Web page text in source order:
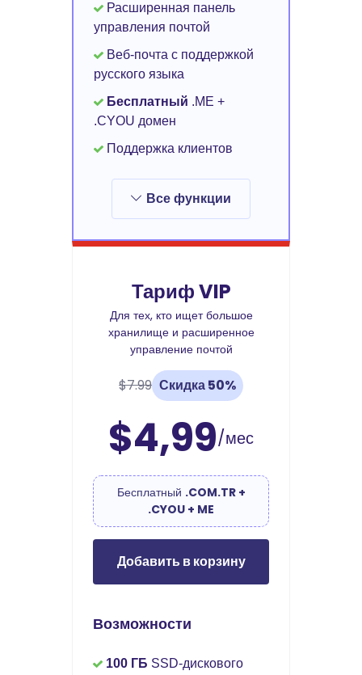
Расширенная панель
управления почтой
Веб-почта с поддержкой
русского языка
Бесплатный .ME +
.CYOU домен
Поддержка клиентов
Все функции
Тариф VIP
Для тех, кто ищет большое
хранилище и расширенное
управление почтой
$7.99 Скидка 50%
$4,99/мес
Бесплатный .COM.TR +
.CYOU + ME
Добавить в корзину
Возможности
100 ГБ SSD-дискового